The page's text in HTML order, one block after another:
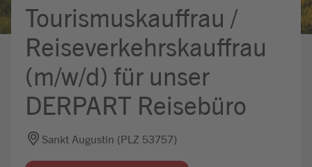
Mein Kandidat:innenprofil
Jobbörse
Tourismuskauffrau /
Reiseverkehrskauffrau
(m/w/d) für unser
DERPART Reisebüro
Sankt Augustin (PLZ 53757)